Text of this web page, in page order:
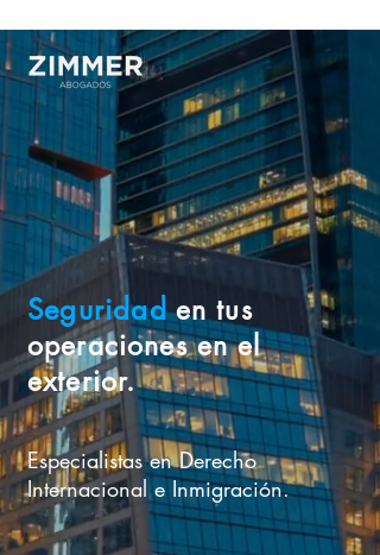
Especialistas en Derecho
Internacional e Inmigración.
Seguridad en tus
operaciones en el
exterior.